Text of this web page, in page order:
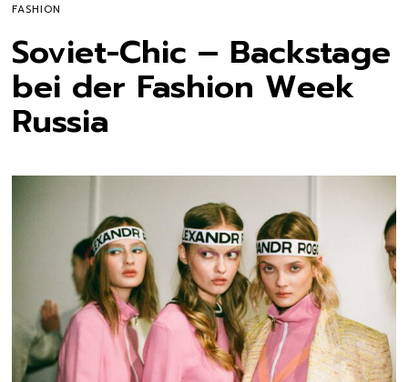
FASHION
Soviet-Chic – Backstage
bei der Fashion Week
Russia